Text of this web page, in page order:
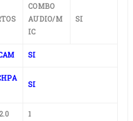
COMBO
AUDIO/M
IC
SI
SI
SI
1